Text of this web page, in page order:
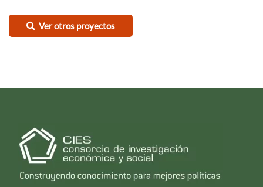
Ver otros proyectos